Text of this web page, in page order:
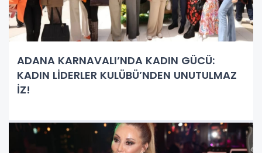
ADANA KARNAVALI’NDA KADIN GÜCÜ:
KADIN LİDERLER KULÜBÜ’NDEN UNUTULMAZ
İZ!